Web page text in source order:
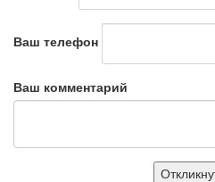
Ваш телефон
Ваш комментарий